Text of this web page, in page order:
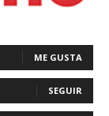
ME GUSTA
SEGUIR